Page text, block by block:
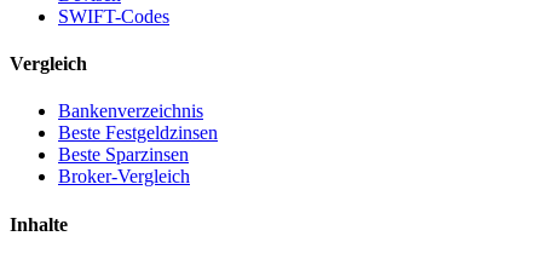
SWIFT-Codes
Vergleich
Bankenverzeichnis
Beste Festgeldzinsen
Beste Sparzinsen
Broker-Vergleich
Inhalte